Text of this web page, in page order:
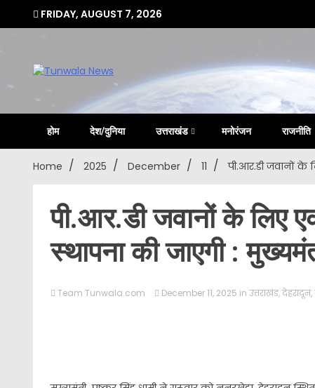
FRIDAY, AUGUST 7, 2026
Uttarakhand Hindi News Portal
होम देश/दुनिया उत्तराखंड मनोरंजन राजनीति
Home 2025 December 11 पी.आर.डी जवानों के
पी.आर.डी जवानों के लिए
स्थापना की जाएगी :
Team Tunwala.com December 11, 2025 in उत्तराखंड,देहरादून,